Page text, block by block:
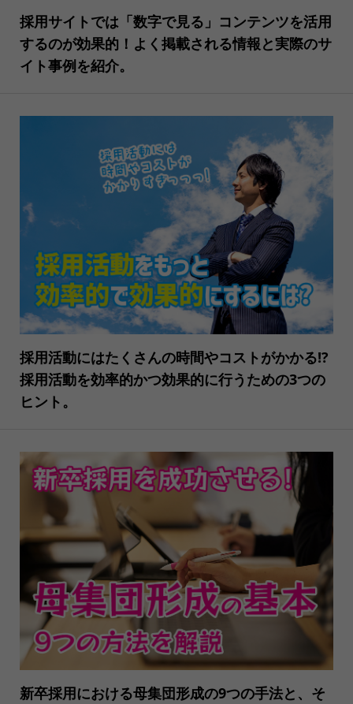
採用サイトでは「数字で見る」コンテンツを活用
するのが効果的！よく掲載される情報と実際のサ
イト事例を紹介。
採用活動にはたくさんの時間やコストがかかる!?
採用活動を効率的かつ効果的に行うための3つの
ヒント。
新卒採用における母集団形成の9つの手法と、そ